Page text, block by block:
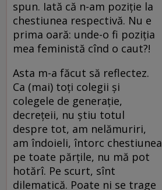
spun. Iată că n-am poziție la
chestiunea respectivă. Nu e
prima oară: unde-o fi poziția
mea feministă cînd o caut?!
Asta m-a făcut să reflectez.
Ca (mai) toți colegii și
colegele de generație,
decrețeii, nu știu totul
despre tot, am nelămuriri,
am îndoieli, întorc chestiunea
pe toate părțile, nu mă pot
hotărî. Pe scurt, sînt
dilematică. Poate ni se trage